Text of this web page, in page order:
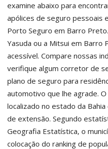
examine abaixo para
apólices de seguro pessoais
Porto Seguro em Barro
Yasuda ou a Mitsui em Barro
acessível. Compare nossas
verifique algum corretor de
plano de seguro para
automotivo que lhe agrade.
localizado no estado da
de extensão. Segundo
Geografia Estatística, o
colocação do ranking de